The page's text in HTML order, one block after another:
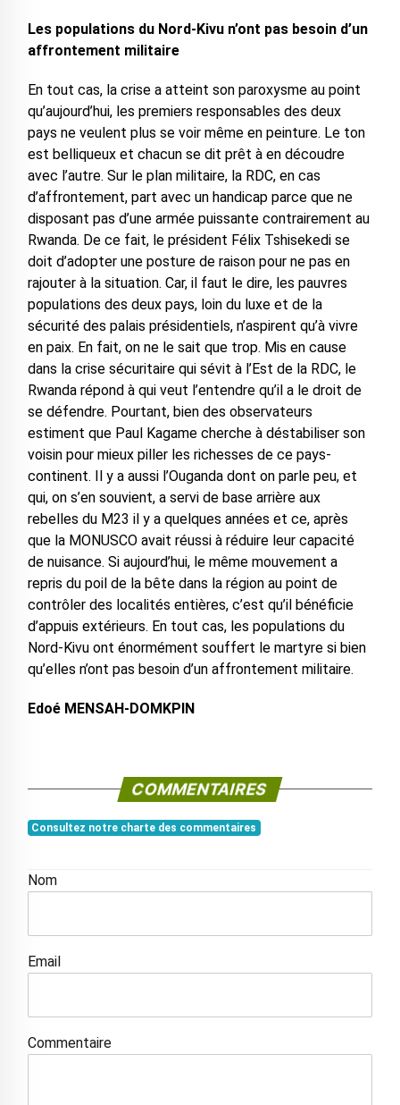
Les populations du Nord-Kivu n’ont pas besoin d’un
affrontement militaire
En tout cas, la crise a atteint son paroxysme au point
qu’aujourd’hui, les premiers responsables des deux
pays ne veulent plus se voir même en peinture. Le ton
est belliqueux et chacun se dit prêt à en découdre
avec l’autre. Sur le plan militaire, la RDC, en cas
d’affrontement, part avec un handicap parce que ne
disposant pas d’une armée puissante contrairement au
Rwanda. De ce fait, le président Félix Tshisekedi se
doit d’adopter une posture de raison pour ne pas en
rajouter à la situation. Car, il faut le dire, les pauvres
populations des deux pays, loin du luxe et de la
sécurité des palais présidentiels, n’aspirent qu’à vivre
en paix. En fait, on ne le sait que trop. Mis en cause
dans la crise sécuritaire qui sévit à l’Est de la RDC, le
Rwanda répond à qui veut l’entendre qu’il a le droit de
se défendre. Pourtant, bien des observateurs
estiment que Paul Kagame cherche à déstabiliser son
voisin pour mieux piller les richesses de ce pays-
continent. Il y a aussi l’Ouganda dont on parle peu, et
qui, on s’en souvient, a servi de base arrière aux
rebelles du M23 il y a quelques années et ce, après
que la MONUSCO avait réussi à réduire leur capacité
de nuisance. Si aujourd’hui, le même mouvement a
repris du poil de la bête dans la région au point de
contrôler des localités entières, c’est qu’il bénéficie
d’appuis extérieurs. En tout cas, les populations du
Nord-Kivu ont énormément souffert le martyre si bien
qu’elles n’ont pas besoin d’un affrontement militaire.
Edoé MENSAH-DOMKPIN
COMMENTAIRES
Consultez notre charte des commentaires
Nom
Email
Commentaire